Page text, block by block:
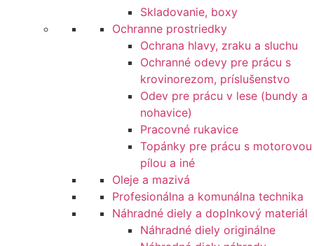
Skladovanie, boxy
Ochranne prostriedky
Ochrana hlavy, zraku a sluchu
Ochranné odevy pre prácu s
krovinorezom, príslušenstvo
Odev pre prácu v lese (bundy a
nohavice)
Pracovné rukavice
Topánky pre prácu s motorovou
pílou a iné
Oleje a mazivá
Profesionálna a komunálna technika
Náhradné diely a doplnkový materiál
Náhradné diely originálne